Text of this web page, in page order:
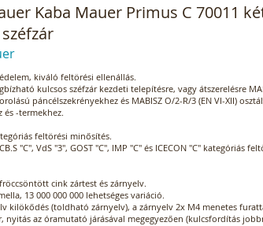
Kaba Mauer Primus C 70011
kiváló feltörési ellenállás.
kulcsos széfzár kezdeti telepítésre, vagy átszerelésre
páncélszekrényekhez és MABISZ O/2-R/3 (EN VI-XII)
-termekhez.
feltörési minősítés.
"C", VdS "3", GOST "C", IMP "C" és ICECON "C" kategóriás
cink zártest és zárnyelv.
13 000 000 000 lehetséges variáció.
kilökődés (toldható zárnyelv), a zárnyelv 2x M4 menetes
nyitás az óramutató járásával megegyezően (kulcsfordítás